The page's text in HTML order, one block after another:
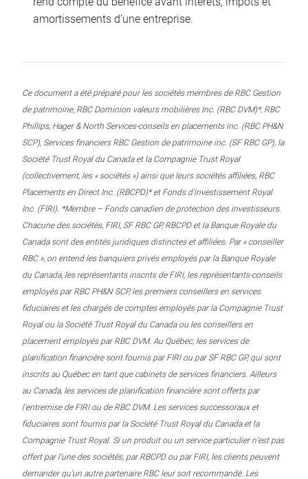
amortissements d’une entreprise.
Ce document a été préparé pour les sociétés membres de RBC Gestion
de patrimoine, RBC Dominion valeurs mobilières Inc. (RBC DVM)*, RBC
Phillips, Hager & North Services-conseils en placements inc. (RBC PH&N
SCP), Services financiers RBC Gestion de patrimoine inc. (SF RBC GP), la
Société Trust Royal du Canada et la Compagnie Trust Royal
(collectivement, les « sociétés ») ainsi que leurs sociétés affiliées, RBC
Placements en Direct Inc. (RBCPD)* et Fonds d’investissement Royal
Inc. (FIRI). *Membre – Fonds canadien de protection des investisseurs.
Chacune des sociétés, FIRI, SF RBC GP, RBCPD et la Banque Royale du
Canada sont des entités juridiques distinctes et affiliées. Par « conseiller
RBC », on entend les banquiers privés employés par la Banque Royale
du Canada, les représentants inscrits de FIRI, les représentants-conseils
employés par RBC PH&N SCP, les premiers conseillers en services
fiduciaires et les chargés de comptes employés par la Compagnie Trust
Royal ou la Société Trust Royal du Canada ou les conseillers en
placement employés par RBC DVM. Au Québec, les services de
planification financière sont fournis par FIRI ou par SF RBC GP, qui sont
inscrits au Québec en tant que cabinets de services financiers. Ailleurs
au Canada, les services de planification financière sont offerts par
l’entremise de FIRI ou de RBC DVM. Les services successoraux et
fiduciaires sont fournis par la Société Trust Royal du Canada et la
Compagnie Trust Royal. Si un produit ou un service particulier n’est pas
offert par l’une des sociétés, par RBCPD ou par FIRI, les clients peuvent
demander qu’un autre partenaire RBC leur soit recommandé. Les